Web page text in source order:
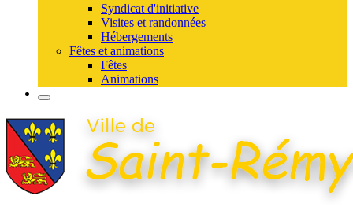
Syndicat d'initiative
Visites et randonnées
Hébergements
Fêtes et animations
Fêtes
Animations